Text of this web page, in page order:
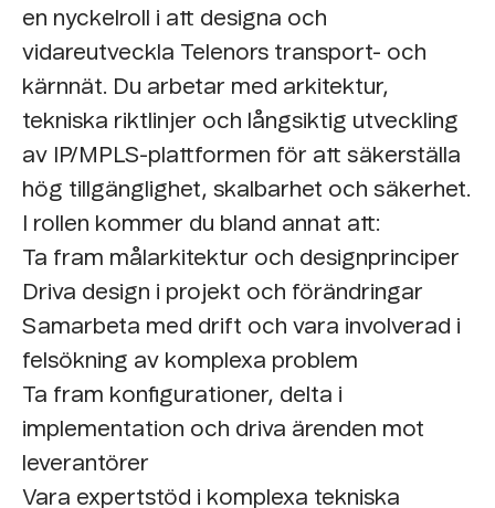
en nyckelroll i att designa och
vidareutveckla Telenors transport- och
kärnnät. Du arbetar med arkitektur,
tekniska riktlinjer och långsiktig utveckling
av IP/MPLS-plattformen för att säkerställa
hög tillgänglighet, skalbarhet och säkerhet.
I rollen kommer du bland annat att:
Ta fram målarkitektur och designprinciper
Driva design i projekt och förändringar
Samarbeta med drift och vara involverad i
felsökning av komplexa problem
Ta fram konfigurationer, delta i
implementation och driva ärenden mot
leverantörer
Vara expertstöd i komplexa tekniska